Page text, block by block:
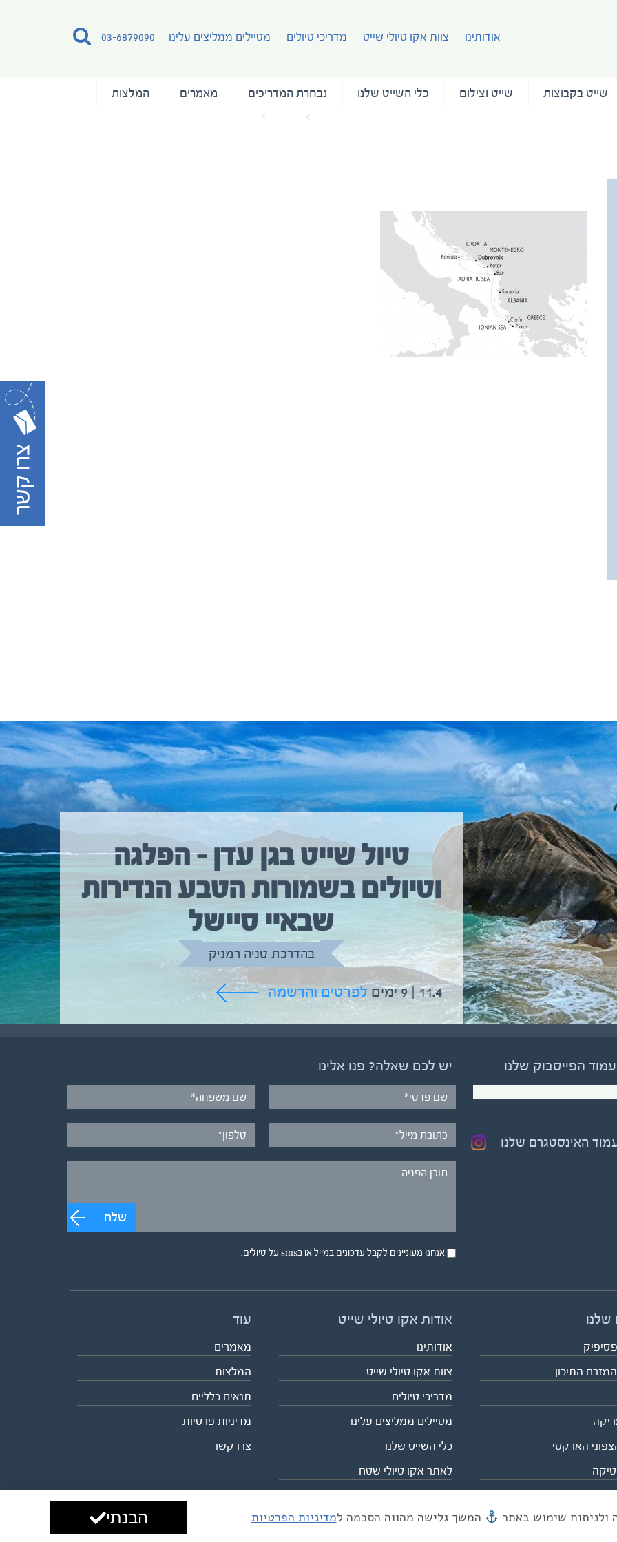
03-6879090 אודותינו צוות אקו טיולי שייט מדריכי טיולים מטיילים ממליצים עלינו
שייט בקבוצות שייט וצילום כלי השייט שלנו נבחרת המדריכים מאמרים המלצות
טיול שייט בגן עדן – הפלגה
וטיולים בשמורות הטבע הנדירות
שבאיי סיישל
בהדרכת טניה רמניק
11.4 | 9 ימים לפרטים והרשמה
טיול שייט מקיף איסלנד
בהדרכת גיל יניב
5.6 | 12 ימים לפרטים והרשמה
הפייסבוק שלנו
האינסטגרם שלנו
יש לכם שאלה? פנו אלינו
שלח
אנחנו מעוניינים לקבל עדכונים במייל או בsms על טיולים.
שלנו
התיכון
הארקטי
אודות אקו טיולי שייט
אודותינו
צוות אקו טיולי שייט
מדריכי טיולים
מטיילים ממליצים עלינו
כלי השייט שלנו
לאתר אקו טיולי שטח
עוד
מאמרים
המלצות
תנאים כלליים
מדיניות פרטיות
צרו קשר
מייל mail@eco.co.il | כתובתנו המסגר 55, תל אביב עיצוב ופיתוח: ביבר גלובל
המשך גלישה מהווה הסכמה למדיניות הפרטיות הבנתי